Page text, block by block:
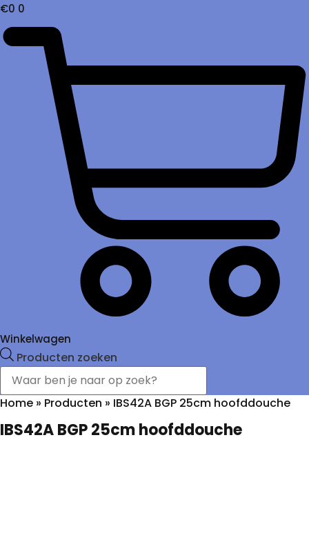
€0 0
Winkelwagen
Producten zoeken
Home » Producten » IBS42A BGP 25cm hoofddouche
IBS42A BGP 25cm hoofddouche